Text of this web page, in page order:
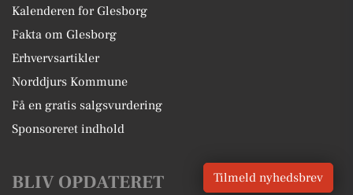
Kalenderen for Glesborg
Fakta om Glesborg
Erhvervsartikler
Norddjurs Kommune
Få en gratis salgsvurdering
Sponsoreret indhold
BLIV OPDATERET Tilmeld nyhedsbrev